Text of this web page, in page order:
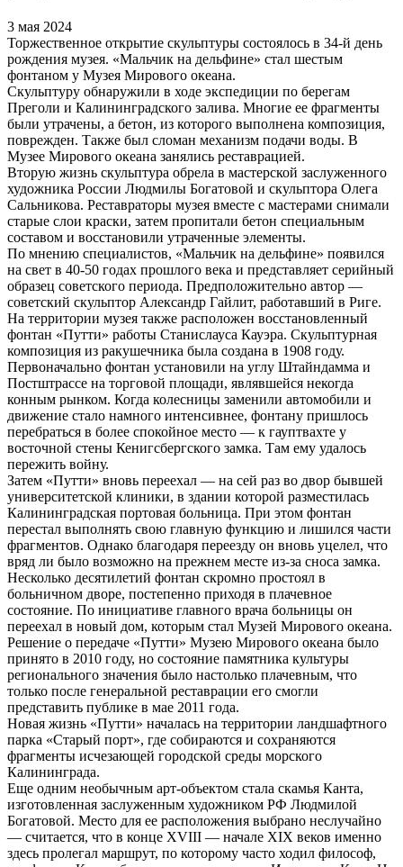
3 мая 2024
Торжественное открытие скульптуры состоялось в 34-й день
рождения музея. «Мальчик на дельфине» стал шестым
фонтаном у Музея Мирового океана.
Скульптуру обнаружили в ходе экспедиции по берегам
Преголи и Калининградского залива. Многие ее фрагменты
были утрачены, а бетон, из которого выполнена композиция,
поврежден. Также был сломан механизм подачи воды. В
Музее Мирового океана занялись реставрацией.
Вторую жизнь скульптура обрела в мастерской заслуженного
художника России Людмилы Богатовой и скульптора Олега
Сальникова. Реставраторы музея вместе с мастерами снимали
старые слои краски, затем пропитали бетон специальным
составом и восстановили утраченные элементы.
По мнению специалистов, «Мальчик на дельфине» появился
на свет в 40-50 годах прошлого века и представляет серийный
образец советского периода. Предположительно автор —
советский скульптор Александр Гайлит, работавший в Риге.
На территории музея также расположен восстановленный
фонтан «Путти» работы Станислауса Кауэра. Скульптурная
композиция из ракушечника была создана в 1908 году.
Первоначально фонтан установили на углу Штайндамма и
Постштрассе на торговой площади, являвшейся некогда
конным рынком. Когда колесницы заменили автомобили и
движение стало намного интенсивнее, фонтану пришлось
перебраться в более спокойное место — к гауптвахте у
восточной стены Кенигсбергского замка. Там ему удалось
пережить войну.
Затем «Путти» вновь переехал — на сей раз во двор бывшей
университетской клиники, в здании которой разместилась
Калининградская портовая больница. При этом фонтан
перестал выполнять свою главную функцию и лишился части
фрагментов. Однако благодаря переезду он вновь уцелел, что
вряд ли было возможно на прежнем месте из-за сноса замка.
Несколько десятилетий фонтан скромно простоял в
больничном дворе, постепенно приходя в плачевное
состояние. По инициативе главного врача больницы он
переехал в новый дом, которым стал Музей Мирового океана.
Решение о передаче «Путти» Музею Мирового океана было
принято в 2010 году, но состояние памятника культуры
регионального значения было настолько плачевным, что
только после генеральной реставрации его смогли
представить публике в мае 2011 года.
Новая жизнь «Путти» началась на территории ландшафтного
парка «Старый порт», где собираются и сохраняются
фрагменты исчезающей городской среды морского
Калининграда.
Еще одним необычным арт-объектом стала скамья Канта,
изготовленная заслуженным художником РФ Людмилой
Богатовой. Место для ее расположения выбрано неслучайно
— считается, что в конце XVIII — начале XIX веков именно
здесь пролегал маршрут, по которому часто ходил философ,